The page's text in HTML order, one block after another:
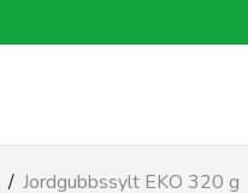
/ Jordgubbssylt EKO 320 g